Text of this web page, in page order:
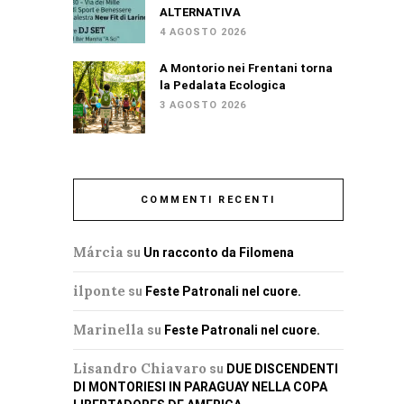
ALTERNATIVA
4 AGOSTO 2026
A Montorio nei Frentani torna
la Pedalata Ecologica
3 AGOSTO 2026
COMMENTI RECENTI
Márcia su Un racconto da Filomena
ilponte su Feste Patronali nel cuore.
Marinella su Feste Patronali nel cuore.
Lisandro Chiavaro su DUE DISCENDENTI
DI MONTORIESI IN PARAGUAY NELLA COPA